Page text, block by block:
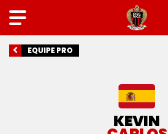
EQUIPE PRO
KEVIN